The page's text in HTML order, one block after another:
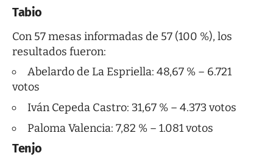
Tabio
Con 57 mesas informadas de 57 (100 %), los
resultados fueron:
Abelardo de La Espriella: 48,67 % – 6.721
votos
Iván Cepeda Castro: 31,67 % – 4.373 votos
Paloma Valencia: 7,82 % – 1.081 votos
Tenjo